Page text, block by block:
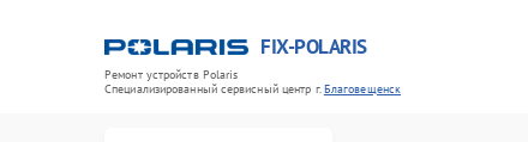
FIX-POLARIS
Ремонт устройств Polaris
Специализированный cервисный центр г.Благовещенск